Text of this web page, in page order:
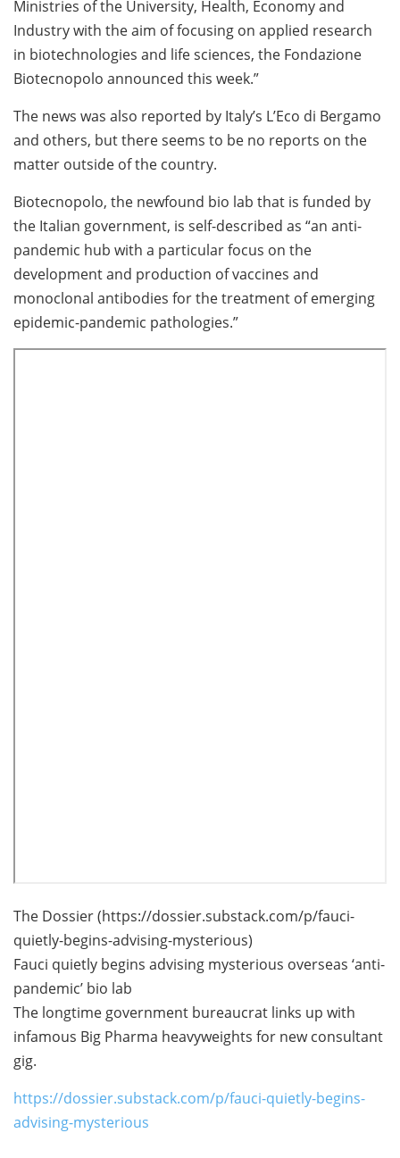
Ministries of the University, Health, Economy and
Industry with the aim of focusing on applied research
in biotechnologies and life sciences, the Fondazione
Biotecnopolo announced this week.”
The news was also reported by Italy’s L’Eco di Bergamo
and others, but there seems to be no reports on the
matter outside of the country.
Biotecnopolo, the newfound bio lab that is funded by
the Italian government, is self-described as “an anti-
pandemic hub with a particular focus on the
development and production of vaccines and
monoclonal antibodies for the treatment of emerging
epidemic-pandemic pathologies.”
The Dossier (https://dossier.substack.com/p/fauci-
quietly-begins-advising-mysterious)
Fauci quietly begins advising mysterious overseas ‘anti-
pandemic’ bio lab
The longtime government bureaucrat links up with
infamous Big Pharma heavyweights for new consultant
gig.
https://dossier.substack.com/p/fauci-quietly-begins-
advising-mysterious